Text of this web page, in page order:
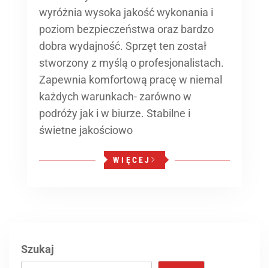
wyróżnia wysoka jakość wykonania i
poziom bezpieczeństwa oraz bardzo
dobra wydajność. Sprzęt ten został
stworzony z myślą o profesjonalistach.
Zapewnia komfortową pracę w niemal
każdych warunkach- zarówno w
podróży jak i w biurze. Stabilne i
świetne jakościowo
WIĘCEJ
Szukaj